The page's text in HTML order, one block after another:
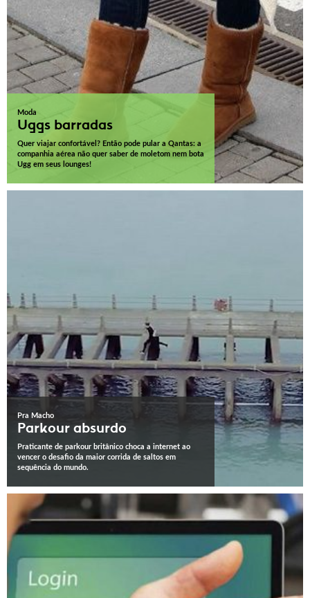
Moda
Uggs barradas
Quer viajar confortável? Então pode pular a Qantas: a
companhia aérea não quer saber de moletom nem bota
Ugg em seus lounges!
Pra Macho
Parkour absurdo
Praticante de parkour britânico choca a internet ao
vencer o desafio da maior corrida de saltos em
sequência do mundo.